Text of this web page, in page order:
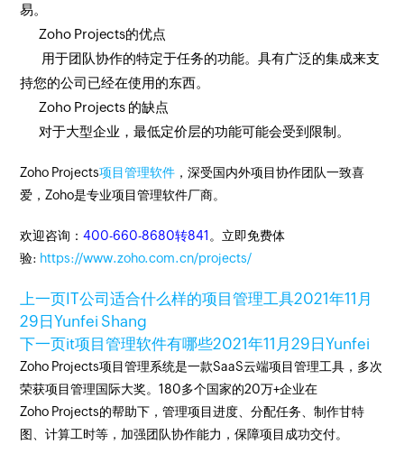
易。
Zoho Projects的优点
用于团队协作的特定于任务的功能。具有广泛的集成来支
持您的公司已经在使用的东西。
Zoho Projects 的缺点
对于大型企业，最低定价层的功能可能会受到限制。
Zoho Projects项目管理软件 ，深受国内外项目协作团队一致喜
爱，Zoho是专业项目管理软件厂商。
欢迎咨询：400-660-8680转841 。立即免费体
验: https://www.zoho.com.cn/projects/
上一页 IT公司适合什么样的项目管理工具2021年11月
29日Yunfei Shang
下一页it项目管理软件有哪些2021年11月29日Yunfei
Zoho Projects项目管理系统是一款SaaS云端项目管理工具，多次
荣获项目管理国际大奖。180多个国家的20万+企业在
Zoho Projects的帮助下，管理项目进度、分配任务、制作甘特
图、计算工时等，加强团队协作能力，保障项目成功交付。